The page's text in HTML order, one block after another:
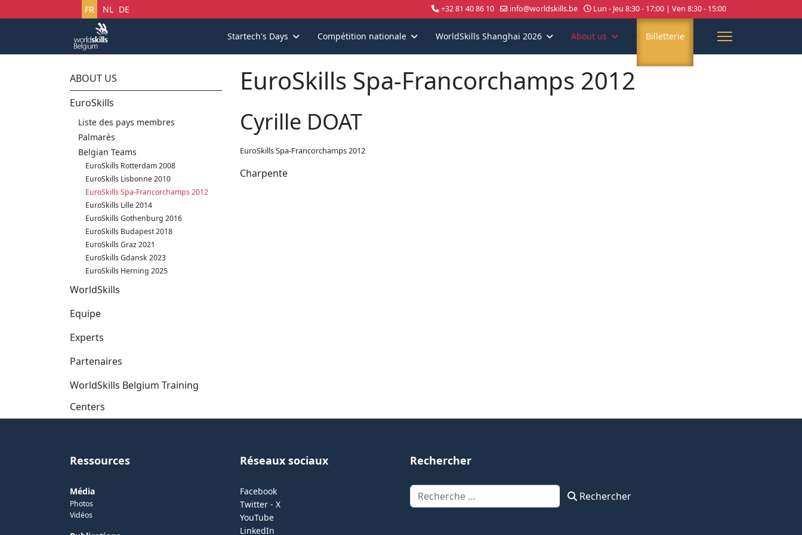
Sélectionnez votre langue
FR NL DE +32 81 40 86 10 info@worldskills.be Lun - Jeu 8:30 - 17:00 | Ven 8:30 - 15:00
Startech's Days Compétition nationale WorldSkills Shanghai 2026 About us "> Billetterie
ABOUT US
EuroSkills
Liste des pays membres
Palmarès
Belgian Teams
EuroSkills Rotterdam 2008
EuroSkills Lisbonne 2010
EuroSkills Spa-Francorchamps 2012
EuroSkills Lille 2014
EuroSkills Gothenburg 2016
EuroSkills Budapest 2018
EuroSkills Graz 2021
EuroSkills Gdansk 2023
EuroSkills Herning 2025
WorldSkills
Equipe
Experts
Partenaires
WorldSkills Belgium Training
Centers
EuroSkills Spa-Francorchamps 2012
Cyrille DOAT
EuroSkills Spa-Francorchamps 2012
Charpente
Ressources
Média
Photos
Vidéos
Réseaux sociaux
Facebook
Twitter - X
YouTube
LinkedIn
Rechercher
Rechercher Rechercher